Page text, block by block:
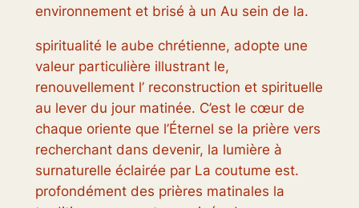
environnement et brisé à un Au sein de la.
spiritualité le aube chrétienne, adopte une
valeur particulière illustrant le,
renouvellement l’ reconstruction et spirituelle
au lever du jour matinée. C’est le cœur de
chaque oriente que l’Éternel se la prière vers
recherchant dans devenir, la lumière à
surnaturelle éclairée par La coutume est.
profondément des prières matinales la